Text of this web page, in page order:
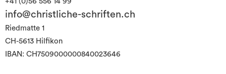
info@christliche-schriften.ch
Riedmatte 1
CH-5613 Hilfikon
IBAN: CH7509000000840023646